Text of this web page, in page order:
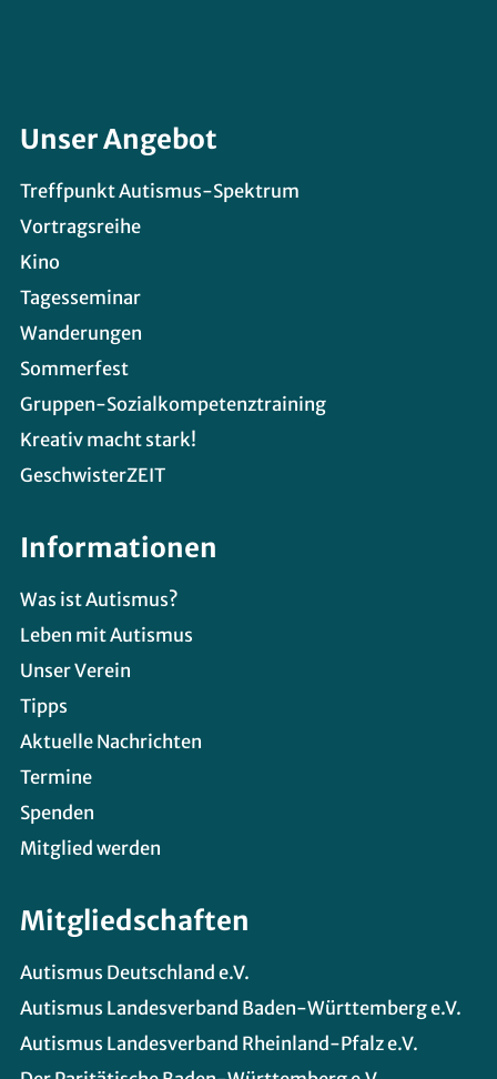
Unser Angebot
Treffpunkt Autismus-Spektrum
Vortragsreihe
Kino
Tagesseminar
Wanderungen
Sommerfest
Gruppen-Sozialkompetenztraining
Kreativ macht stark!
GeschwisterZEIT
Informationen
Was ist Autismus?
Leben mit Autismus
Unser Verein
Tipps
Aktuelle Nachrichten
Termine
Spenden
Mitglied werden
Mitgliedschaften
Autismus Deutschland e.V.
Autismus Landesverband Baden-Württemberg e.V.
Autismus Landesverband Rheinland-Pfalz e.V.